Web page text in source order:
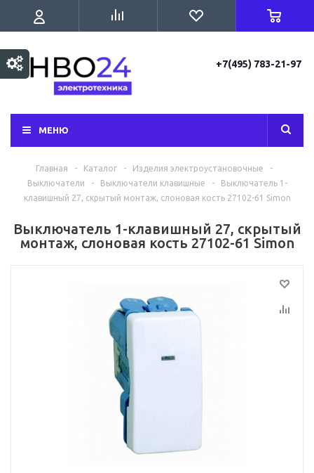
+7(495) 783-21-97
МЕНЮ
Главная - Каталог - Изделия электроустановочные
-
Выключатели
- Выключатели клавишные -
Выключатель 1-
клавишный 27, скрытый монтаж, слоновая кость 27102-61 Simon
Выключатель 1-клавишный 27, скрытый
монтаж, слоновая кость 27102-61 Simon